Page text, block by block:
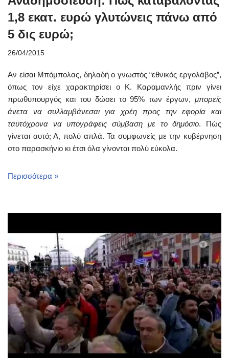
1,8 εκατ. ευρώ γλυτώνεις πάνω από
5 δις ευρώ;
26/04/2015
Αν είσαι Μπόμπολας, δηλαδή ο γνωστός “εθνικός εργολάβος”,
όπως τον είχε χαρακτηρίσει ο Κ. Καραμανλής πριν γίνει
πρωθυπουργός και του δώσει το 95% των έργων, μπορείς
άνετα να συλλαμβάνεσαι για χρέη προς την εφορία και
ταυτόχρονα να υπογράφεις σύμβαση με το δημόσιο. Πώς
γίνεται αυτό; Α, πολύ απλά. Τα συμφωνείς με την κυβέρνηση
στο παρασκήνιο κι έτσι όλα γίνονται πολύ εύκολα.
Περισσότερα »